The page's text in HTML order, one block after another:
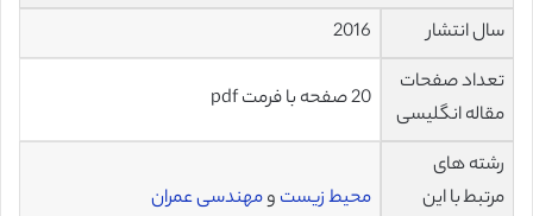
سال انتشار
2016
تعداد صفحات
مقاله انگلیسی
20 صفحه با فرمت pdf
رشته های
مرتبط با این
محیط زیست ومهندسی عمران